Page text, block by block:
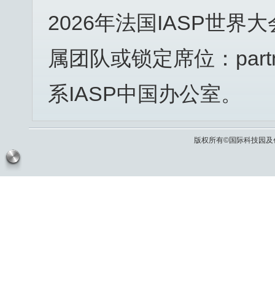
2026年法国IASP世界
属团队或锁定席位：
系IASP中国办公室。
版权所有©国际科技园